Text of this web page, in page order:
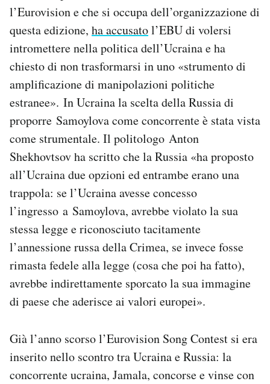
l’Eurovision e che si occupa dell’organizzazione di
questa edizione, ha accusatol’EBU di volersi
intromettere nella politica dell’Ucraina e ha
chiesto di non trasformarsi in uno «strumento di
amplificazione di manipolazioni politiche
estranee». In Ucraina la scelta della Russia di
proporre Samoylova come concorrente è stata vista
come strumentale. Il politologo Anton
Shekhovtsov ha scritto che la Russia «ha proposto
all’Ucraina due opzioni ed entrambe erano una
trappola: se l’Ucraina avesse concesso
l’ingresso a Samoylova, avrebbe violato la sua
stessa legge e riconosciuto tacitamente
l’annessione russa della Crimea, se invece fosse
rimasta fedele alla legge (cosa che poi ha fatto),
avrebbe indirettamente sporcato la sua immagine
di paese che aderisce ai valori europei».
Già l’anno scorso l’Eurovision Song Contest si era
inserito nello scontro tra Ucraina e Russia: la
concorrente ucraina, Jamala, concorse e vinse con